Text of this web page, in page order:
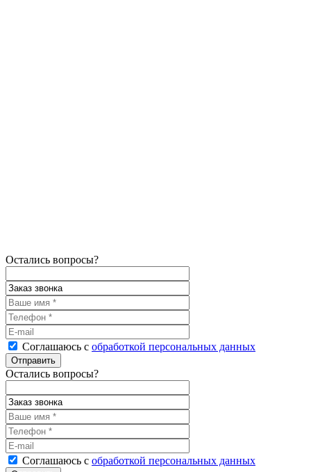
Остались вопросы?
Соглашаюсь с обработкой персональных данных
Остались вопросы?
Соглашаюсь с обработкой персональных данных